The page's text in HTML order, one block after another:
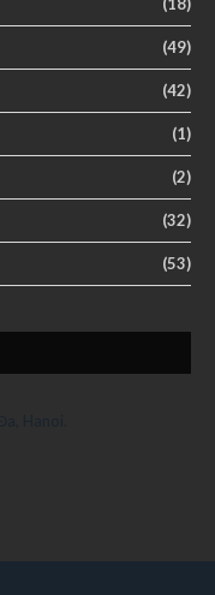
(49)
(42)
(1)
(2)
(32)
(53)